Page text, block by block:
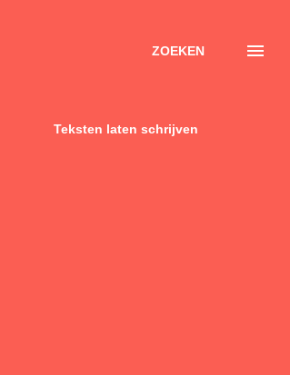
ZOEKEN
Teksten laten schrijven